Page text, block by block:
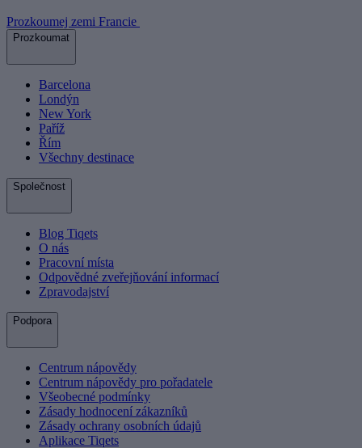
Prozkoumej zemi Francie
Prozkoumat
Barcelona
Londýn
New York
Paříž
Řím
Všechny destinace
Společnost
Blog Tiqets
O nás
Pracovní místa
Odpovědné zveřejňování informací
Zpravodajství
Podpora
Centrum nápovědy
Centrum nápovědy pro pořadatele
Všeobecné podmínky
Zásady hodnocení zákazníků
Zásady ochrany osobních údajů
Aplikace Tiqets